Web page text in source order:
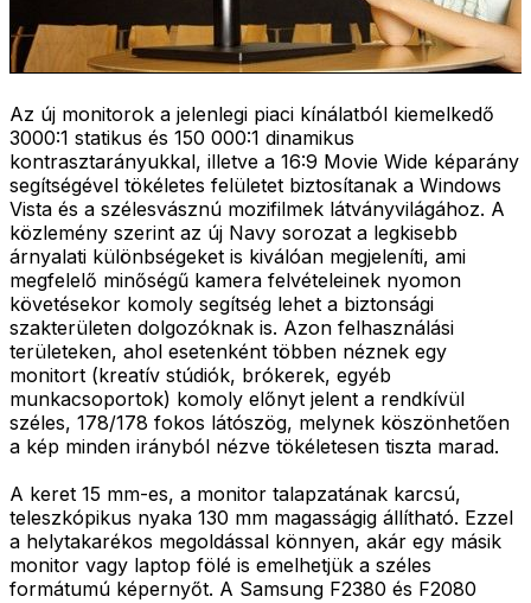
Az új monitorok a jelenlegi piaci kínálatból kiemelkedő
3000:1 statikus és 150 000:1 dinamikus
kontrasztarányukkal, illetve a 16:9 Movie Wide képarány
segítségével tökéletes felületet biztosítanak a Windows
Vista és a szélesvásznú mozifilmek látványvilágához. A
közlemény szerint az új Navy sorozat a legkisebb
árnyalati különbségeket is kiválóan megjeleníti, ami
megfelelő minőségű kamera felvételeinek nyomon
követésekor komoly segítség lehet a biztonsági
szakterületen dolgozóknak is. Azon felhasználási
területeken, ahol esetenként többen néznek egy
monitort (kreatív stúdiók, brókerek, egyéb
munkacsoportok) komoly előnyt jelent a rendkívül
széles, 178/178 fokos látószög, melynek köszönhetően
a kép minden irányból nézve tökéletesen tiszta marad.
A keret 15 mm-es, a monitor talapzatának karcsú,
teleszkópikus nyaka 130 mm magasságig állítható. Ezzel
a helytakarékos megoldással könnyen, akár egy másik
monitor vagy laptop fölé is emelhetjük a széles
formátumú képernyőt. A Samsung F2380 és F2080